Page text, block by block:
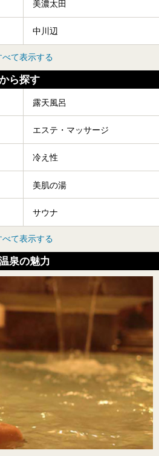
美濃太田
中川辺
べて表示する
ら探す
露天風呂
エステ・マッサージ
冷え性
美肌の湯
サウナ
べて表示する
泉の魅力